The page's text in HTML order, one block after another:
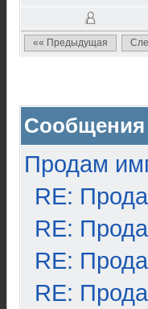
«« Предыдущая
Сообщения
Продам
RE:
RE:
RE:
RE: